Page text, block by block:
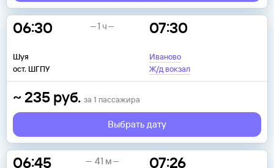
06:30
Шуя
ост. ШГПУ
07:30
Иваново
Ж/д вокзал
1 ч
~ 235 руб. за 1 пассажира
Выбрать дату
06:45 07:26
41 м